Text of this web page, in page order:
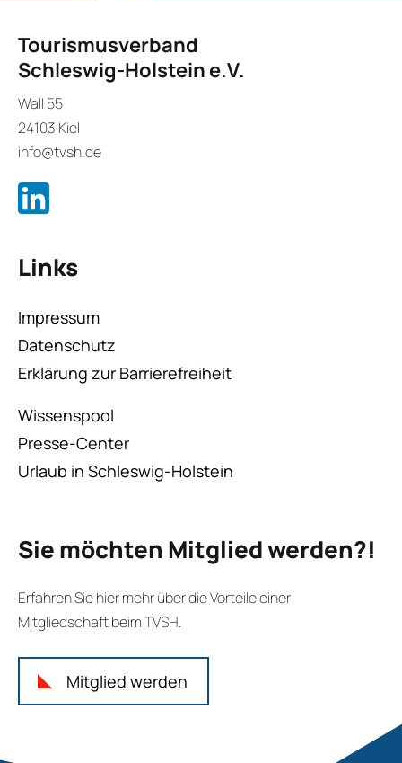
Tourismusverband
Schleswig-Holstein e.V.
Wall 55
24103 Kiel
info@tvsh.de
Links
Impressum
Datenschutz
Erklärung zur Barrierefreiheit
Wissenspool
Presse-Center
Urlaub in Schleswig-Holstein
Sie möchten Mitglied werden?!
Erfahren Sie hier mehr über die Vorteile einer
Mitgliedschaft beim TVSH.
Mitglied werden